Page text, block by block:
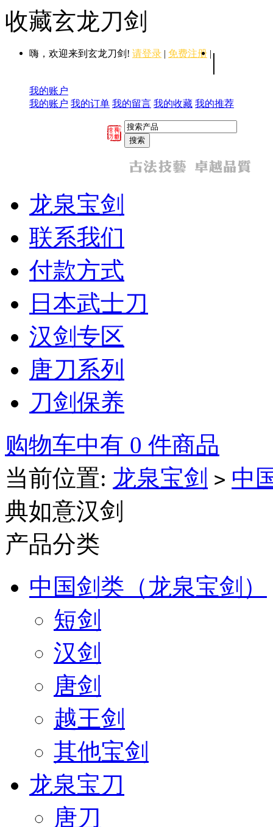
收藏玄龙刀剑
嗨，欢迎来到玄龙刀剑! 请登录 | 免费注册 | |
我的账户
我的账户 我的订单 我的留言 我的收藏 我的推荐
龙泉宝剑
联系我们
付款方式
日本武士刀
汉剑专区
唐刀系列
刀剑保养
购物车中有 0 件商品
当前位置: 龙泉宝剑 > 中
典如意汉剑
产品分类
中国剑类（龙泉宝剑）
短剑
汉剑
唐剑
越王剑
其他宝剑
龙泉宝刀
唐刀